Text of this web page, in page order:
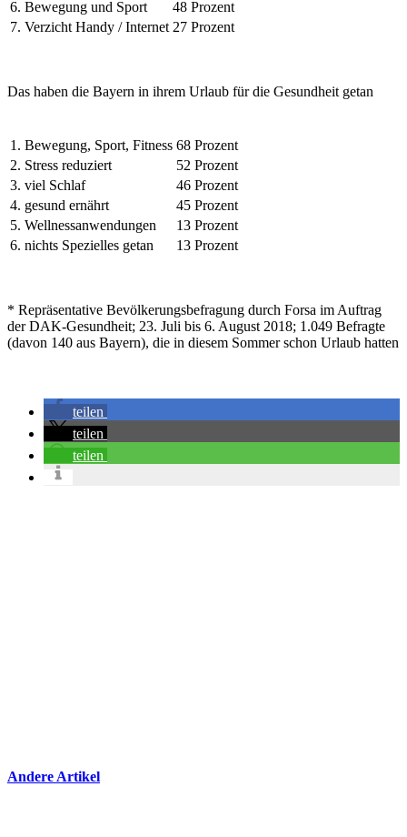
6. Bewegung und Sport
48 Prozent
7. Verzicht Handy / Internet 27 Prozent
Das haben die Bayern in ihrem Urlaub für die Gesundheit getan
1. Bewegung, Sport, Fitness 68 Prozent
2. Stress reduziert
52 Prozent
3. viel Schlaf
46 Prozent
4. gesund ernährt
45 Prozent
5. Wellnessanwendungen
13 Prozent
6. nichts Spezielles getan 13 Prozent
* Repräsentative Bevölkerungsbefragung durch Forsa im Auftrag
der DAK-Gesundheit; 23. Juli bis 6. August 2018; 1.049 Befragte
(davon 140 aus Bayern), die in diesem Sommer schon Urlaub hatten
teilen
teilen
teilen
Andere Artikel